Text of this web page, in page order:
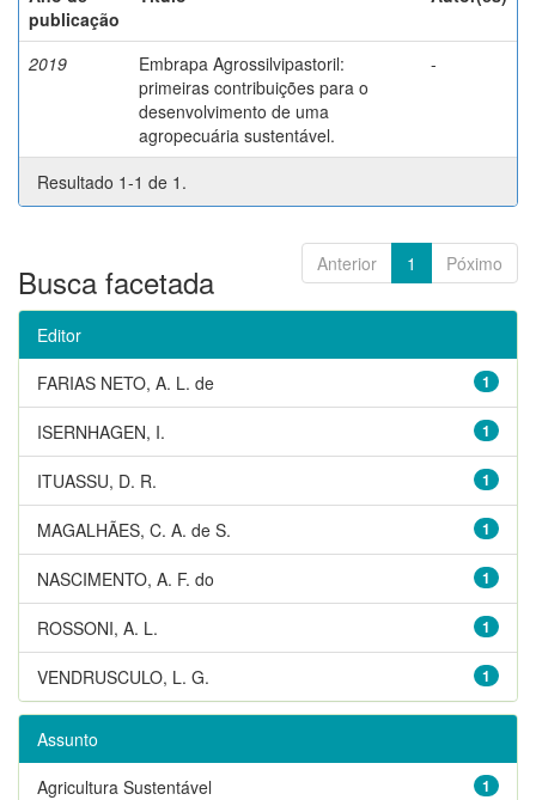
publicação
2019
Embrapa Agrossilvipastoril:
primeiras contribuições para o
desenvolvimento de uma
agropecuária sustentável.
-
Resultado 1-1 de 1.
Anterior 1 Póximo
Busca facetada
Editor
1
FARIAS NETO, A. L. de
1
ISERNHAGEN, I.
1
ITUASSU, D. R.
1
MAGALHÃES, C. A. de S.
1
NASCIMENTO, A. F. do
1
ROSSONI, A. L.
1
VENDRUSCULO, L. G.
Assunto
1
Agricultura Sustentável